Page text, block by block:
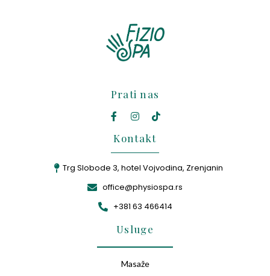
Prati nas
Kontakt
Trg Slobode 3, hotel Vojvodina, Zrenjanin
office@physiospa.rs
+381 63 466414
Usluge
Masaže